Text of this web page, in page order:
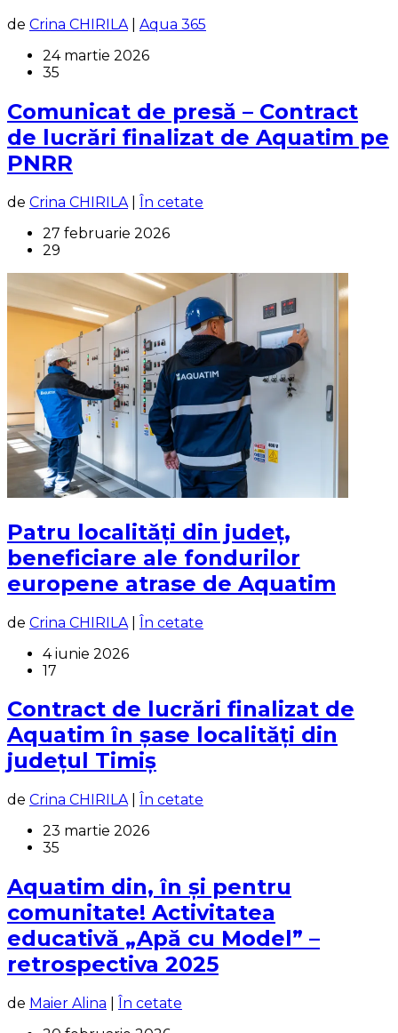
de Crina CHIRILA| Aqua 365
24 martie 2026
35
Comunicat de presă – Contract
de lucrări finalizat de Aquatim pe
PNRR
de Crina CHIRILA
În cetate
27 februarie 2026
29
Patru localități din județ,
beneficiare ale fondurilor
europene atrase de Aquatim
de Crina CHIRILA
În cetate
4 iunie 2026
17
Contract de lucrări finalizat de
Aquatim în șase localități din
județul Timiș
de Crina CHIRILA|
În cetate
23 martie 2026
35
Aquatim din, în și pentru
comunitate! Activitatea
educativă „Apă cu Model” –
retrospectiva 2025
de Maier Alina
În cetate